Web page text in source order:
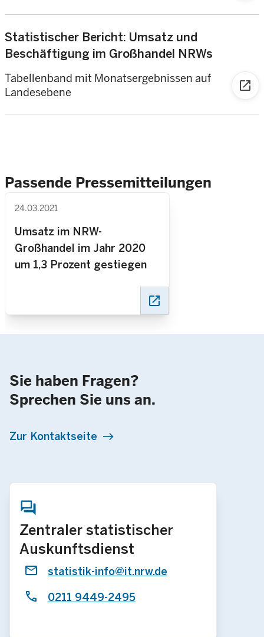
Statistischer Bericht: Umsatz und
Beschäftigung im Großhandel NRWs
Tabellenband mit Monatsergebnissen auf
Landesebene
open_in_new
Passende Pressemitteilungen
24.03.2021
Umsatz im NRW-
Großhandel im Jahr 2020
um 1,3 Prozent gestiegen
open_in_new
Sie haben Fragen?
Sprechen Sie uns an.
Zur Kontaktseite
Zentraler statistischer
Auskunftsdienst
statistik-info@it.nrw.de
0211 9449-2495